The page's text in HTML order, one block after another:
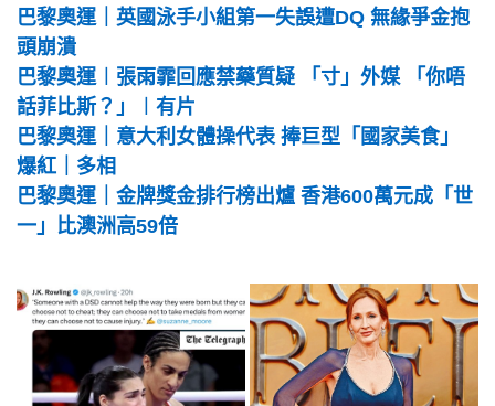
巴黎奧運｜英國泳手小組第一失誤遭DQ 無緣爭金抱
頭崩潰
巴黎奧運︱張雨霏回應禁藥質疑 「寸」外媒 「你唔
話菲比斯？」︱有片
巴黎奧運｜意大利女體操代表 捧巨型「國家美食」
爆紅｜多相
巴黎奧運｜金牌獎金排行榜出爐 香港600萬元成「世
一」比澳洲高59倍